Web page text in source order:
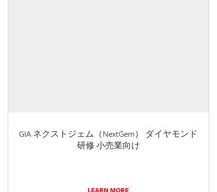
GIA ネクストジェム（NextGem） ダイヤモンド
研修 小売業向け
LEARN MORE